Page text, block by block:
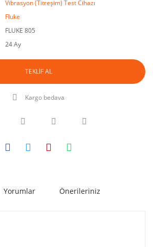
Vibrasyon (Titreşim) Test Cihazı
Fluke
FLUKE 805
24 Ay
TEKLİF AL
Kargo bedava
Yorumlar Önerileriniz